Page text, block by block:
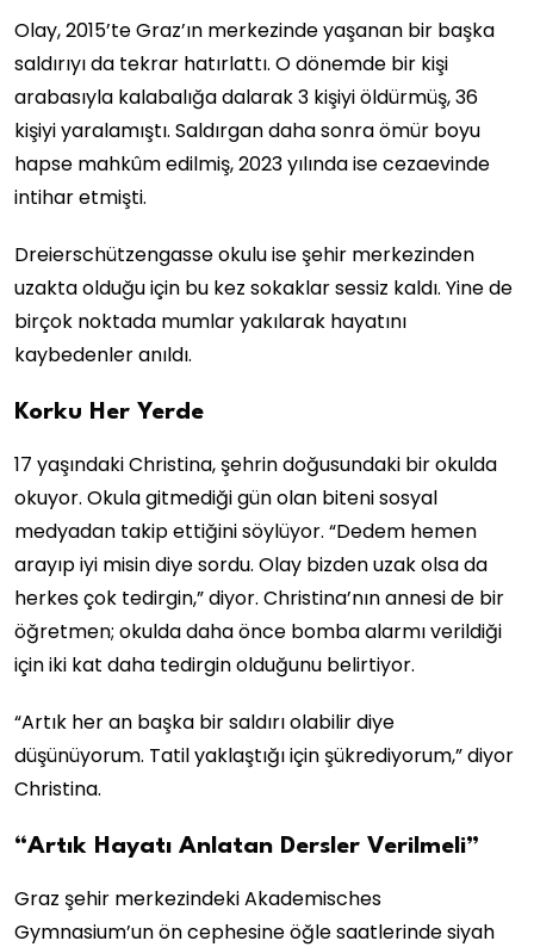
Olay, 2015’te Graz’ın merkezinde yaşanan bir başka
saldırıyı da tekrar hatırlattı. O dönemde bir kişi
arabasıyla kalabalığa dalarak 3 kişiyi öldürmüş, 36
kişiyi yaralamıştı. Saldırgan daha sonra ömür boyu
hapse mahkûm edilmiş, 2023 yılında ise cezaevinde
intihar etmişti.
Dreierschützengasse okulu ise şehir merkezinden
uzakta olduğu için bu kez sokaklar sessiz kaldı. Yine de
birçok noktada mumlar yakılarak hayatını
kaybedenler anıldı.
Korku Her Yerde
17 yaşındaki Christina, şehrin doğusundaki bir okulda
okuyor. Okula gitmediği gün olan biteni sosyal
medyadan takip ettiğini söylüyor. “Dedem hemen
arayıp iyi misin diye sordu. Olay bizden uzak olsa da
herkes çok tedirgin,” diyor. Christina’nın annesi de bir
öğretmen; okulda daha önce bomba alarmı verildiği
için iki kat daha tedirgin olduğunu belirtiyor.
“Artık her an başka bir saldırı olabilir diye
düşünüyorum. Tatil yaklaştığı için şükrediyorum,” diyor
Christina.
“Artık Hayatı Anlatan Dersler Verilmeli”
Graz şehir merkezindeki Akademisches
Gymnasium’un ön cephesine öğle saatlerinde siyah